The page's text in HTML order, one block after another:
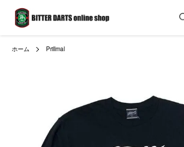
ホーム Prillmal